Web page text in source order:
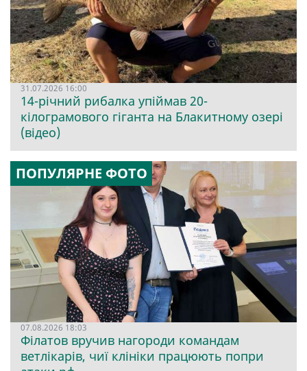
31.07.2026 16:00
14-річний рибалка упіймав 20-
кілограмового гіганта на Блакитному озері
(відео)
ПОПУЛЯРНЕ ФОТО
07.08.2026 18:03
Філатов вручив нагороди командам
ветлікарів, чиї клініки працюють попри